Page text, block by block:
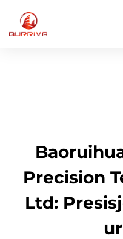
Precision
Ltd: